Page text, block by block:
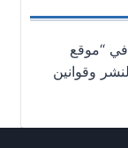
“موقع
وقوانين